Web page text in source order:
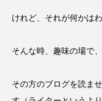
けれど、それが何かは
そんな時、趣味の場で
その方のブログを読ま